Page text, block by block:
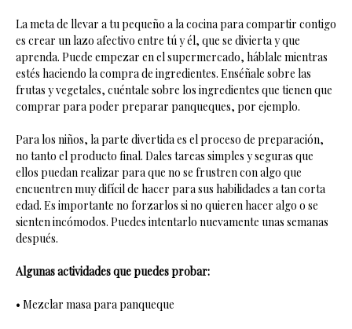
La meta de llevar a tu pequeño a la cocina para compartir contigo
es crear un lazo afectivo entre tú y él, que se divierta y que
aprenda. Puede empezar en el supermercado, háblale mientras
estés haciendo la compra de ingredientes. Enséñale sobre las
frutas y vegetales, cuéntale sobre los ingredientes que tienen que
comprar para poder preparar panqueques, por ejemplo.
Para los niños, la parte divertida es el proceso de preparación,
no tanto el producto final. Dales tareas simples y seguras que
ellos puedan realizar para que no se frustren con algo que
encuentren muy difícil de hacer para sus habilidades a tan corta
edad. Es importante no forzarlos si no quieren hacer algo o se
sienten incómodos. Puedes intentarlo nuevamente unas semanas
después.
Algunas actividades que puedes probar:
• Mezclar masa para panqueque